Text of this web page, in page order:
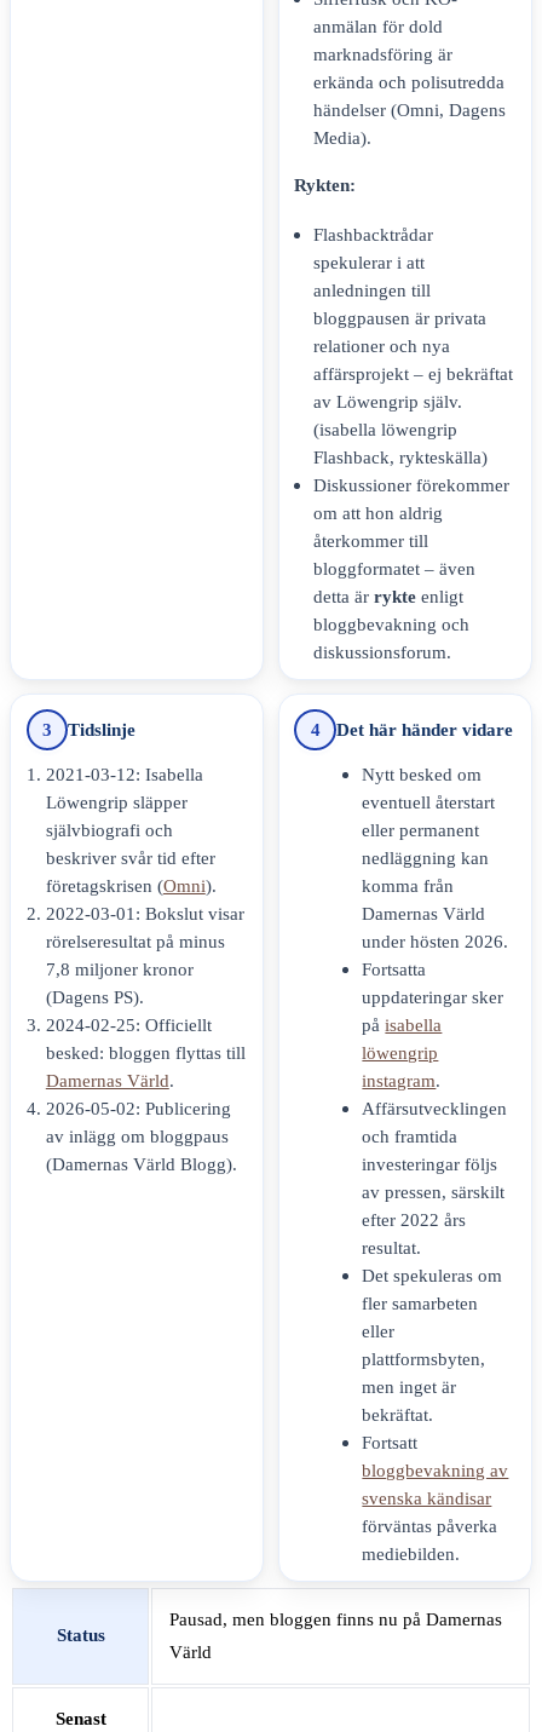
anmälan för dold
marknadsföring är
erkända och polisutredda
händelser (Omni, Dagens
Media).
Rykten:
Flashbacktrådar
spekulerar i att
anledningen till
bloggpausen är privata
relationer och nya
affärsprojekt – ej bekräftat
av Löwengrip själv.
(isabella löwengrip
Flashback, rykteskälla)
Diskussioner förekommer
om att hon aldrig
återkommer till
bloggformatet – även
detta ärrykte enligt
bloggbevakning och
diskussionsforum.
3 Tidslinje
2021-03-12: Isabella
Löwengrip släpper
självbiografi och
beskriver svår tid efter
företagskrisen (Omni).
2022-03-01 : Bokslut visar
rörelseresultat på minus
7,8 miljoner kronor
(Dagens PS).
2024-02-25: Officiellt
besked: bloggen flyttas till
Damernas Värld.
2026-05-02: Publicering
av inlägg om bloggpaus
(Damernas Värld Blogg).
4 Det här händer vidare
Nytt besked om
eventuell återstart
eller permanent
nedläggning kan
komma från
Damernas Värld
under hösten 2026.
Fortsatta
uppdateringar sker
påisabella
löwengrip
instagram.
Affärsutvecklingen
och framtida
investeringar följs
av pressen, särskilt
efter 2022 års
resultat.
Det spekuleras om
fler samarbeten
eller
plattformsbyten,
men inget är
bekräftat.
Fortsatt
bloggbevakning av
svenska kändisar
förväntas påverka
mediebilden.
Status
Pausad, men bloggen finns nu på Damernas
Värld
Senast